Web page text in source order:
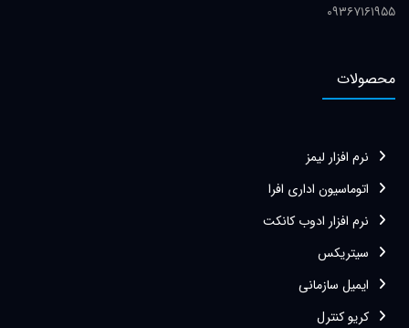
۰۹۳۶۷۱۶۱۹۵۵
محصولات
نرم افزار لیمز
اتوماسیون اداری افرا
نرم افزار ادوب کانکت
سیتریکس
ایمیل سازمانی
کریو کنترل